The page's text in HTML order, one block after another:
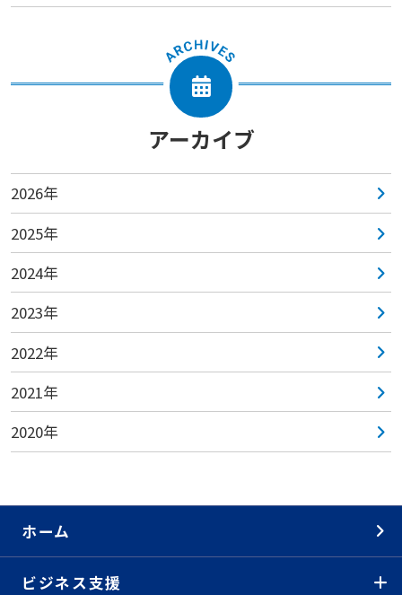
アーカイブ
2026年
2025年
2024年
2023年
2022年
2021年
2020年
ホーム
ビジネス支援